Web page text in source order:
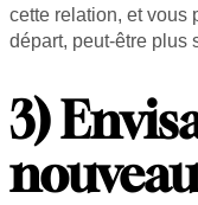
cette relation, et vous
départ, peut-être plus
3)